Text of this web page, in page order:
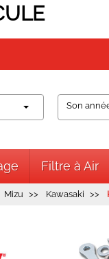
Son
Filtre à Air
Mizu Kawasaki